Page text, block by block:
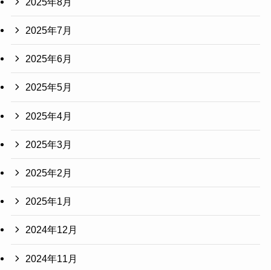
2025年7月
2025年6月
2025年5月
2025年4月
2025年3月
2025年2月
2025年1月
2024年12月
2024年11月